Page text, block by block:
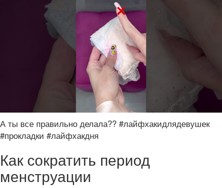
А ты все правильно делала?? #лайфхакидлядевушек
#прокладки #лайфхакдня
Как сократить период
менструации